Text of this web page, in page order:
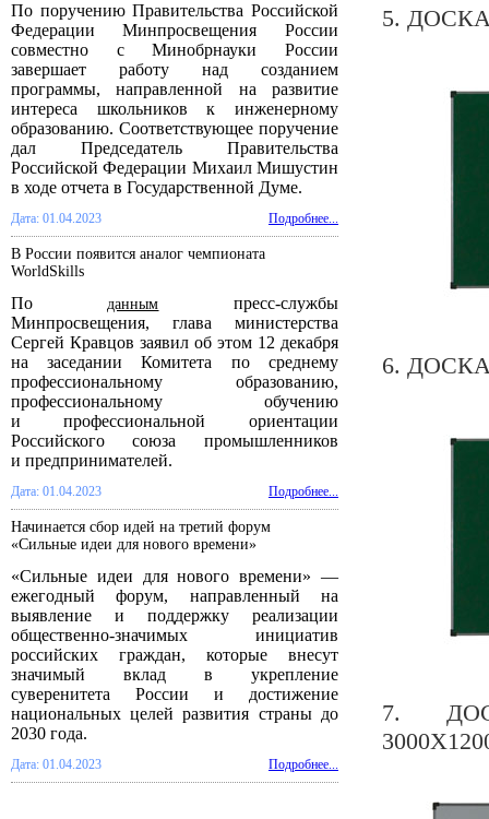
По поручению Правительства Российской
Федерации Минпросвещения России
совместно с Минобрнауки России
завершает работу над созданием
программы, направленной на развитие
интереса школьников к инженерному
образованию. Соответствующее поручение
дал Председатель Правительства
Российской Федерации Михаил Мишустин
в ходе отчета в Государственной Думе.
Дата: 01.04.2023 Подробнее...
В России появится аналог чемпионата
WorldSkills
По данным пресс-службы
Минпросвещения, глава министерства
Сергей Кравцов заявил об этом 12 декабря
на заседании Комитета по среднему
профессиональному образованию,
профессиональному обучению
и профессиональной ориентации
Российского союза промышленников
и предпринимателей.
Дата: 01.04.2023 Подробнее...
Начинается сбор идей на третий форум
«Сильные идеи для нового времени»
«Сильные идеи для нового времени» —
ежегодный форум, направленный на
выявление и поддержку реализации
общественно-значимых инициатив
российских граждан, которые внесут
значимый вклад в укрепление
суверенитета России и достижение
национальных целей развития страны до
2030 года.
Дата: 01.04.2023 Подробнее...
5.
6.
7.